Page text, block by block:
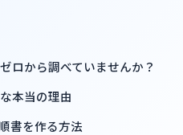
ロから調べていませんか？
本当の理由
書を作る方法